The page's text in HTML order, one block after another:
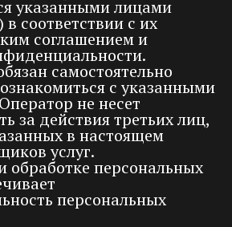
указанными лицами
соответствии с их
соглашением и
самостоятельно
с указанными
не несет
за действия третьих лиц,
в настоящем
услуг.
обработке персональных
персональных